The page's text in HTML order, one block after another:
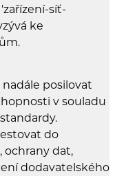
síť-
ke
posilovat
v souladu
do
dat,
dodavatelského